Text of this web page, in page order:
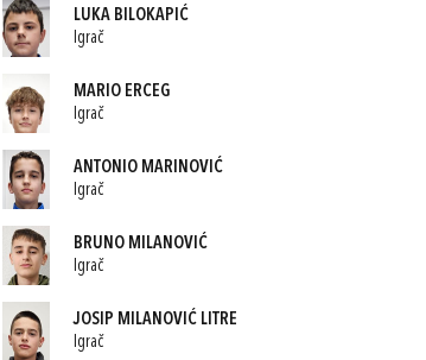
LUKA BILOKAPIĆ
Igrač
MARIO ERCEG
Igrač
ANTONIO MARINOVIĆ
Igrač
BRUNO MILANOVIĆ
Igrač
JOSIP MILANOVIĆ LITRE
Igrač